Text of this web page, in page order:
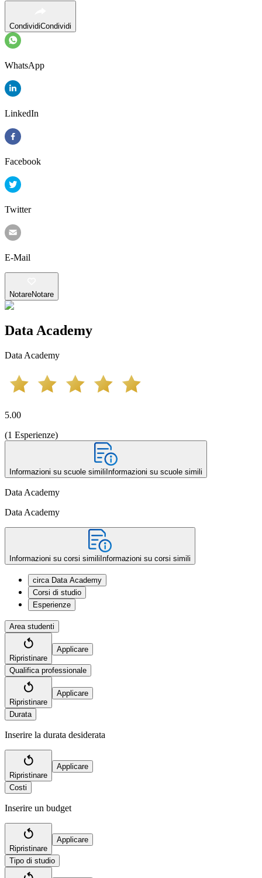
CondividiCondividi
WhatsApp
LinkedIn
Facebook
Twitter
E-Mail
NotareNotare
Data Academy
Data Academy
5.00
(1 Esperienze)
Informazioni su scuole simili Informazioni su scuole simili
Data Academy
Data Academy
Informazioni su corsi simili Informazioni su corsi simili
circa Data Academy
Corsi di studio
Esperienze
Area studenti
Ripristinare
Applicare
Qualifica professionale
Ripristinare
Applicare
Durata
Inserire la durata desiderata
Ripristinare
Applicare
Costi
Inserire un budget
Ripristinare
Applicare
Tipo di studio